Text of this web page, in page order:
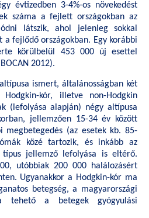
évtizedben 3-4%-os növekedést
száma a fejlett országokban az
látszik, ahol jelenleg sokkal
fejlődő országokban. Egy korábbi
körülbelül 453 000 új esettel
2012).
ismert, általánosságban két
kór, illetve non-Hodgkin
(lefolyása alapján) négy altípusa
jellemzően 15-34 év között
megbetegedés (az esetek kb. 85-
közé tartozik, és inkább az
jellemző lefolyása is eltérő.
utóbbiak 200 000 halálozásért
Ugyanakkor a Hodgkin-kór ma
betegség, a magyarországi
tehető a betegek gyógyulási